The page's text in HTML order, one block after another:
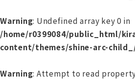
Warning: Undefined array key 0 in
/home/r0399084/public_html/
content/themes/shine-arc-
Warning: Attempt to read